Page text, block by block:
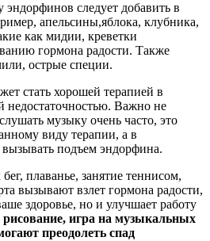
следует добавить в
апельсины,яблока, клубника,
как мидии, креветки
гормона радости. Также
острые специи.
стать хорошей терапией в
недостаточностью. Важно не
музыку очень часто, это
виду терапии, а в
подъем эндорфина.
плаванье, занятие теннисом,
вызывают взлет гормона радости,
здоровье, но и улучшает работу
игра на музыкальных
преодолеть спад